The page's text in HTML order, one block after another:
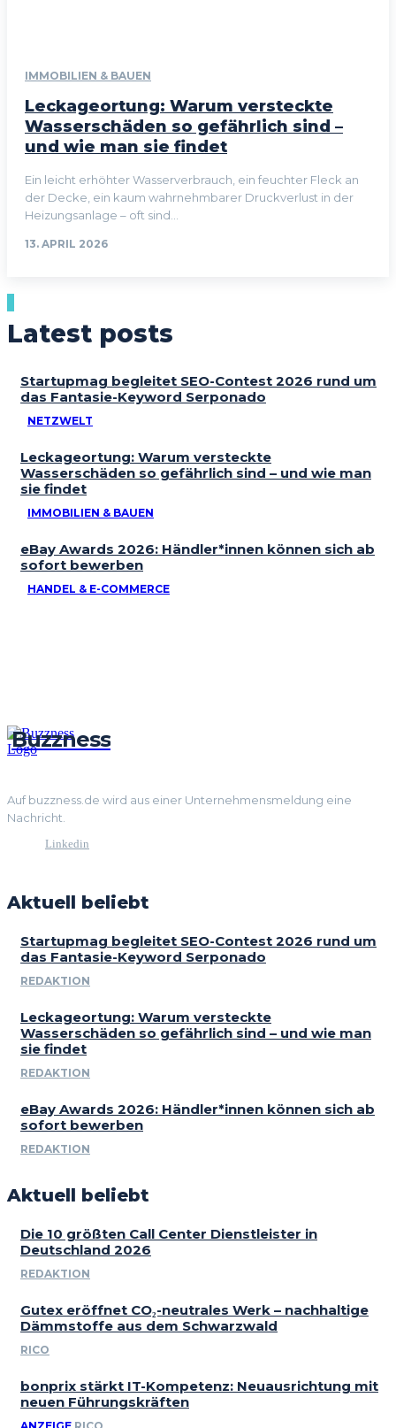
IMMOBILIEN & BAUEN
Leckageortung: Warum versteckte
Wasserschäden so gefährlich sind –
und wie man sie findet
Ein leicht erhöhter Wasserverbrauch, ein feuchter Fleck an
der Decke, ein kaum wahrnehmbarer Druckverlust in der
Heizungsanlage – oft sind...
13. APRIL 2026
Latest posts
Startupmag begleitet SEO-Contest 2026 rund um
das Fantasie-Keyword Serponado
NETZWELT
Leckageortung: Warum versteckte
Wasserschäden so gefährlich sind – und wie man
sie findet
IMMOBILIEN & BAUEN
eBay Awards 2026: Händler*innen können sich ab
sofort bewerben
HANDEL & E-COMMERCE
Buzzness
Auf buzzness.de wird aus einer Unternehmensmeldung eine
Nachricht.
Linkedin
Aktuell beliebt
Startupmag begleitet SEO-Contest 2026 rund um
das Fantasie-Keyword Serponado
REDAKTION
Leckageortung: Warum versteckte
Wasserschäden so gefährlich sind – und wie man
sie findet
REDAKTION
eBay Awards 2026: Händler*innen können sich ab
sofort bewerben
REDAKTION
Aktuell beliebt
Die 10 größten Call Center Dienstleister in
Deutschland 2026
REDAKTION
Gutex eröffnet CO₂-neutrales Werk – nachhaltige
Dämmstoffe aus dem Schwarzwald
RICO
bonprix stärkt IT-Kompetenz: Neuausrichtung mit
neuen Führungskräften